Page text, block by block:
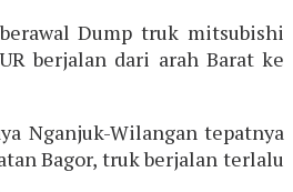
Dump truk mitsubishi
berjalan dari arah Barat ke
Nganjuk-Wilangan tepatnya
Bagor, truk berjalan terlalu